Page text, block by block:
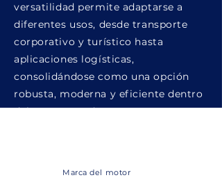
versatilidad permite adaptarse a
diferentes usos, desde transporte
corporativo y turístico hasta
aplicaciones logísticas,
consolidándose como una opción
robusta, moderna y eficiente dentro
del segmento de vans.
Marca del motor